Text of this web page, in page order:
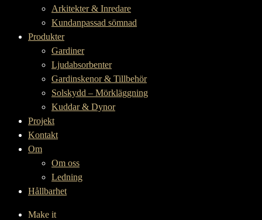
Arkitekter & Inredare
Kundanpassad sömnad
Produkter
Gardiner
Ljudabsorbenter
Gardinskenor & Tillbehör
Solskydd – Mörkläggning
Kuddar & Dynor
Projekt
Kontakt
Om
Om oss
Ledning
Hållbarhet
Make it